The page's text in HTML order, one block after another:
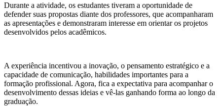
Durante a atividade, os estudantes tiveram a oportunidade de
defender suas propostas diante dos professores, que acompanharam
as apresentações e demonstraram interesse em orientar os projetos
desenvolvidos pelos acadêmicos.
A experiência incentivou a inovação, o pensamento estratégico e a
capacidade de comunicação, habilidades importantes para a
formação profissional. Agora, fica a expectativa para acompanhar o
desenvolvimento dessas ideias e vê-las ganhando forma ao longo da
graduação.